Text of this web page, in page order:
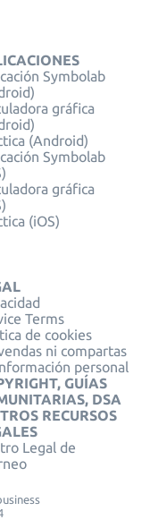
Symbolab
gráfica
(Android)
Symbolab
gráfica
(iOS)
Terms
de cookies
ni compartas
personal
GUÍAS
DSA
RECURSOS
Legal de